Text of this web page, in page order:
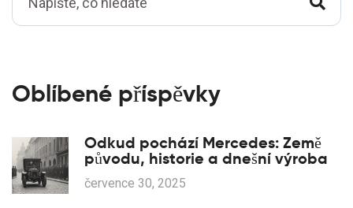
Oblíbené příspěvky
Odkud pochází Mercedes: Země
původu, historie a dnešní výroba
července 30, 2025